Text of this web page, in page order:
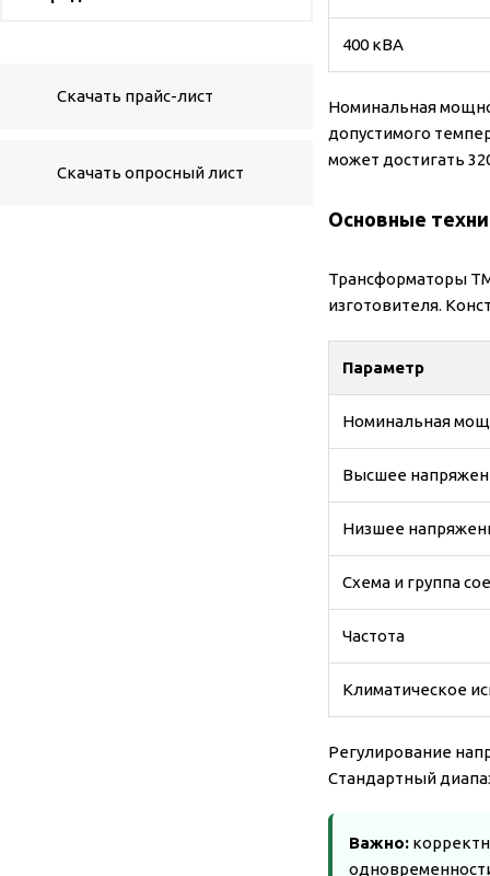
Скачать прайс-лист
Скачать опросный лист
400 кВА
Номинальная
допустимого
может достигать
Основные
Трансформаторы
изготовителя.
Параметр
Номинальная
Высшее
Низшее
Схема и группа
Частота
Климатическое
Регулирование
Стандартный
Важно: